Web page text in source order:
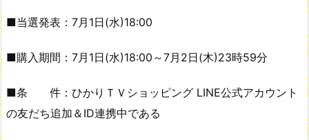
■当選発表：7月1日(水)18:00
■購入期間：7月1日(水)18:00～7月2日(木)23時59分
■条 件：ひかりＴＶショッピング LINE公式アカウント
の友だち追加＆ID連携中である